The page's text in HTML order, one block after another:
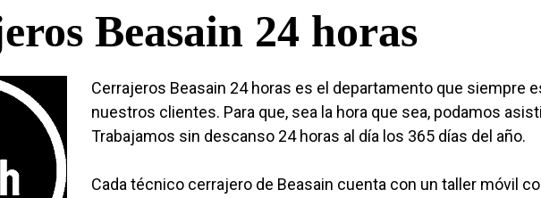
Beasain 24 horas
Cerrajeros Beasain 24 horas es el departamento que siempre
nuestros clientes. Para que, sea la hora que sea, podamos
Trabajamos sin descanso 24 horas al día los 365 días del año.
Cada técnico cerrajero de Beasain cuenta con un taller móvil